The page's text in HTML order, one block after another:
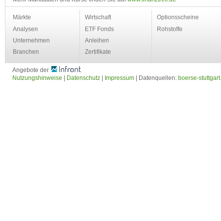
Märkte
Analysen
Unternehmen
Branchen
Wirtschaft
ETF Fonds
Anleihen
Zertifikate
Optionsscheine
Rohstoffe
Angebote der
Nutzungshinweise | Datenschutz | Impressum | Datenquellen: boerse-